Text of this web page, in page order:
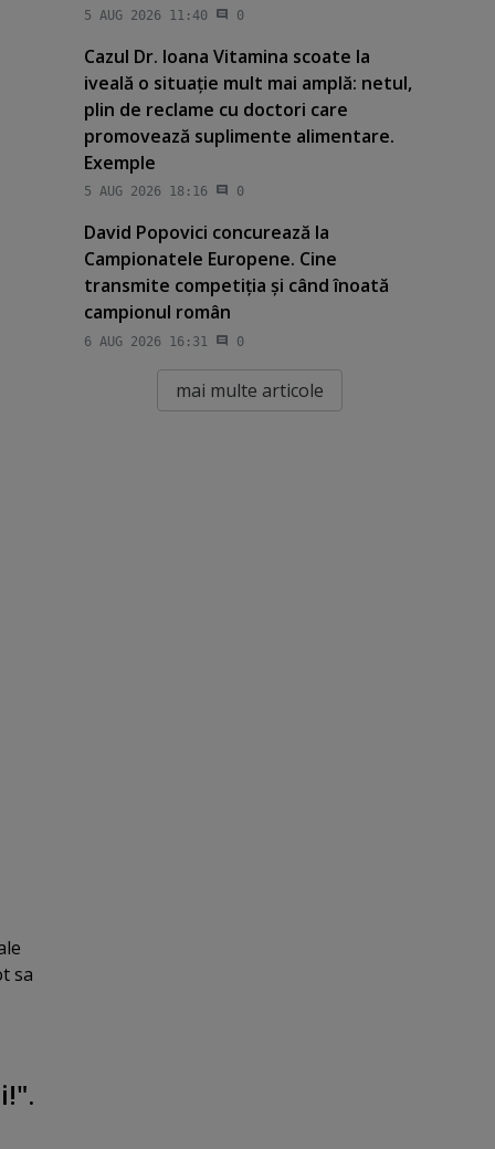
sa
5 AUG 2026 11:40 0
Cazul Dr. Ioana Vitamina scoate la
iveală o situaţie mult mai amplă: netul,
plin de reclame cu doctori care
promovează suplimente alimentare.
Exemple
5 AUG 2026 18:16 0
David Popovici concurează la
Campionatele Europene. Cine
transmite competiţia şi când înoată
campionul român
6 AUG 2026 16:31 0
mai multe articole